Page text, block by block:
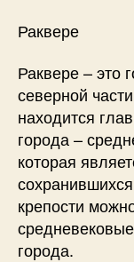
Раквере
Раквере – это
северной
находится
города –
которая
крепости
города.